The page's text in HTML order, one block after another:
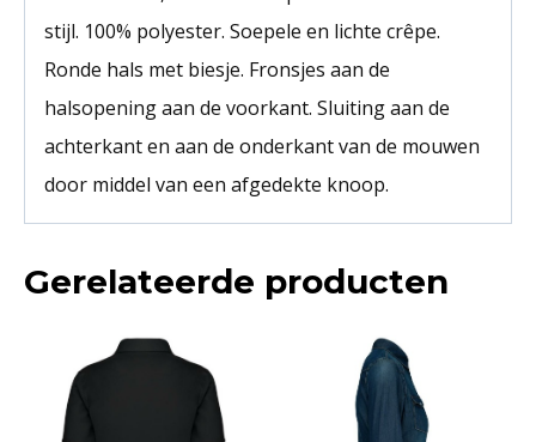
stijl. 100% polyester. Soepele en lichte crêpe.
Ronde hals met biesje. Fronsjes aan de
halsopening aan de voorkant. Sluiting aan de
achterkant en aan de onderkant van de mouwen
door middel van een afgedekte knoop.
Gerelateerde producten